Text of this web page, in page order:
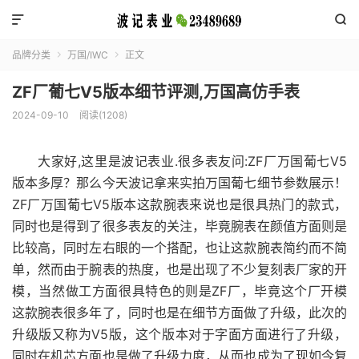


品牌分类  万国/IWC  正文
ZF厂葡七V5版本细节评测,万国高仿手表
2024-09-10 阅读(1208)
大家好,这里是波记表业.很多表友问:ZF厂万国葡七V5
版本多厚？那么今天波记拿来实拍万国葡七细节参数展示！
ZF厂万国葡七V5版本这款腕表来说也是很具热门的款式，
同时也是得到了很多表友的关注，毕竟腕表在颜值方面则是
比较高，同时左右眼的一个搭配，也让这款腕表简约而不简
单，然而由于腕表的热度，也是出现了不少复刻表厂家的开
模，当然做工方面很具特色的则是ZF厂，毕竟这个厂开模
这款腕表很多年了，同时也是在细节方面做了升级，此次的
升级版又称为V5版，这个版本对于字面方面进行了升级，
同时在机芯方面也是做了升级力度，从而也成为了现如今复